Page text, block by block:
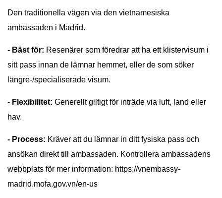
Den traditionella vägen via den vietnamesiska
ambassaden i Madrid.
- Bäst för: Resenärer som föredrar att ha ett klistervisum i
sitt pass innan de lämnar hemmet, eller de som söker
längre-/specialiserade visum.
- Flexibilitet: Generellt giltigt för inträde via luft, land eller
hav.
- Process: Kräver att du lämnar in ditt fysiska pass och
ansökan direkt till ambassaden. Kontrollera ambassadens
webbplats för mer information: https://vnembassy-
madrid.mofa.gov.vn/en-us